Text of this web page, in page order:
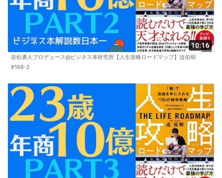
岩松勇人プロデュース@ビジネス本研究所【人生攻略ロードマップ】迫佑樹
#168-2